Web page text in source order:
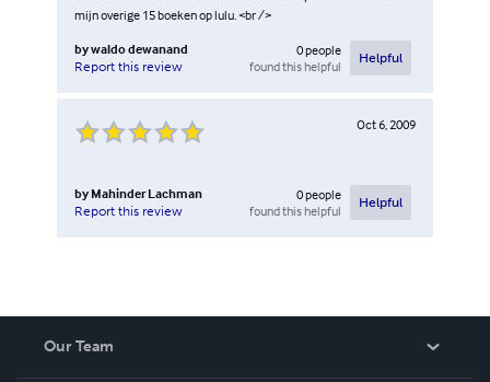
mijn overige 15 boeken op lulu. <br />
bywaldo dewanand
Report this review
0people
found this helpful
Helpful
Oct 6, 2009
by Mahinder Lachman
Report this review
0people
found this helpful
Helpful
Our Team